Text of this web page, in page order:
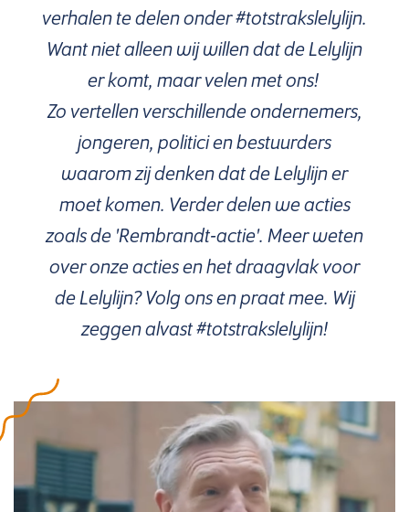
verhalen te delen onder #totstrakslelylijn.
Want niet alleen wij willen dat de Lelylijn
er komt, maar velen met ons!
Zo vertellen verschillende ondernemers,
jongeren, politici en bestuurders
waarom zij denken dat de Lelylijn er
moet komen. Verder delen we acties
zoals de 'Rembrandt-actie'. Meer weten
over onze acties en het draagvlak voor
de Lelylijn? Volg ons en praat mee. Wij
zeggen alvast #totstrakslelylijn!